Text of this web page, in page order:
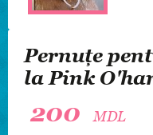
Pernuțe
la Pink
200 MDL